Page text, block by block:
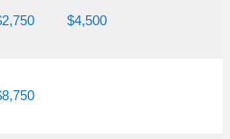
$4,500